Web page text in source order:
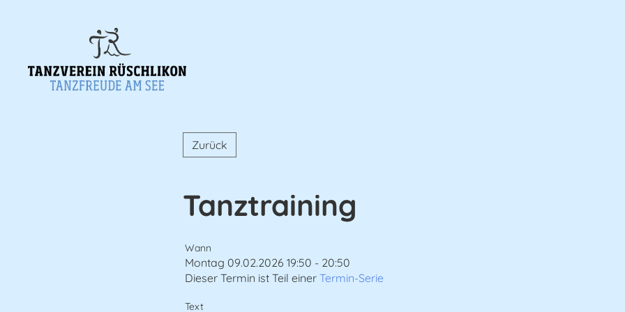
Zurück
Tanztraining
Wann
Montag 09.02.2026 19:50 - 20:50
Dieser Termin ist Teil einer Termin-Serie
Text